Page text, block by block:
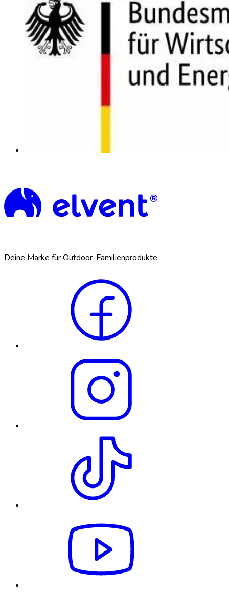
Deine Marke für Outdoor-Familienprodukte.